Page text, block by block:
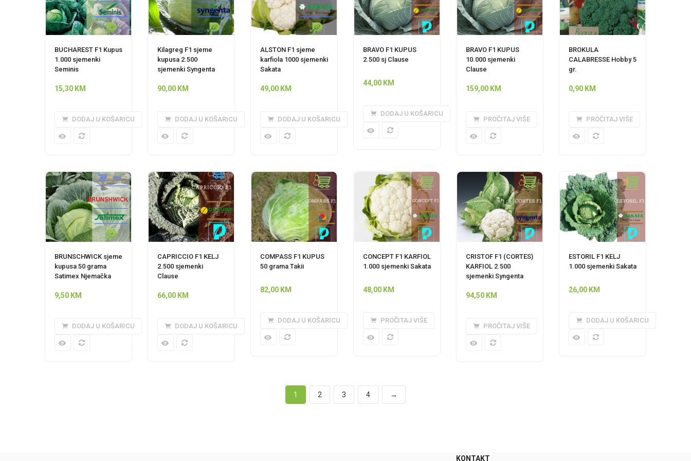
BUCHAREST F1 Kupus
1.000 sjemenki
Seminis
15,30 KM
DODAJ U KOŠARICU
Kilagreg F1 sjeme
kupusa 2.500
sjemenki Syngenta
90,00 KM
DODAJ U KOŠARICU
ALSTON F1 sjeme
karfiola 1000 sjemenki
Sakata
49,00 KM
DODAJ U KOŠARICU
BRAVO F1 KUPUS
2.500 sj Clause
44,00 KM
DODAJ U KOŠARICU
BRAVO F1 KUPUS
10.000 sjemenki
Clause
159,00 KM
PROČITAJ VIŠE
BROKULA
CALABRESSE Hobby 5
gr.
0,90 KM
PROČITAJ VIŠE
BRUNSCHWICK sjeme
kupusa 50 grama
Satimex Njemačka
9,50 KM
DODAJ U KOŠARICU
CAPRICCIO F1 KELJ
2.500 sjemenki
Clause
66,00 KM
DODAJ U KOŠARICU
COMPASS F1 KUPUS
50 grama Takii
82,00 KM
DODAJ U KOŠARICU
CONCEPT F1 KARFIOL
1.000 sjemenki Sakata
48,00 KM
PROČITAJ VIŠE
CRISTOF F1 (CORTES)
KARFIOL 2.500
sjemenki Syngenta
94,50 KM
PROČITAJ VIŠE
ESTORIL F1 KELJ
1.000 sjemenki Sakata
26,00 KM
DODAJ U KOŠARICU
1 2 3 4 →
KONTAKT